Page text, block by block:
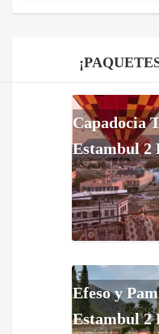
Capadocia
Estambul 2
Efeso y
Estambul 2